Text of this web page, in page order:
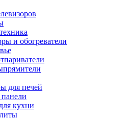
и обогреватели
для печей
кухни